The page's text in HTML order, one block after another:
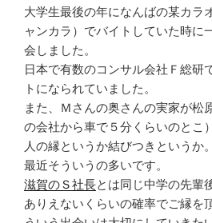
大学生最後の年になんばの某カラ
ャンカラ）でバイトしていた時に
会しました。
日本で有数のコンサル会社Ｆ総研
トになられていました。
また、Ｍさんの奥さんの実家が松
の会社から車で５分くらいのとこ）
人の縁というか結びつきというか。
最近そういうの多いです。
滋賀のＳ社長とは同じ中学の先輩
ありえないくらいの確率でご縁を